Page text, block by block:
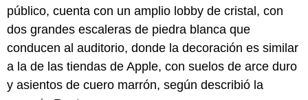
público, cuenta con un amplio lobby de cristal, con
dos grandes escaleras de piedra blanca que
conducen al auditorio, donde la decoración es similar
a la de las tiendas de Apple, con suelos de arce duro
y asientos de cuero marrón, según describió la